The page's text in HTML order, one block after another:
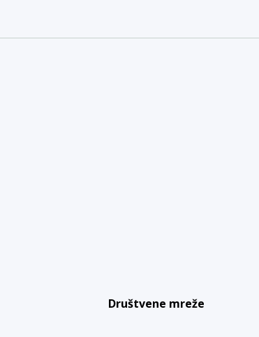
Društvene mreže